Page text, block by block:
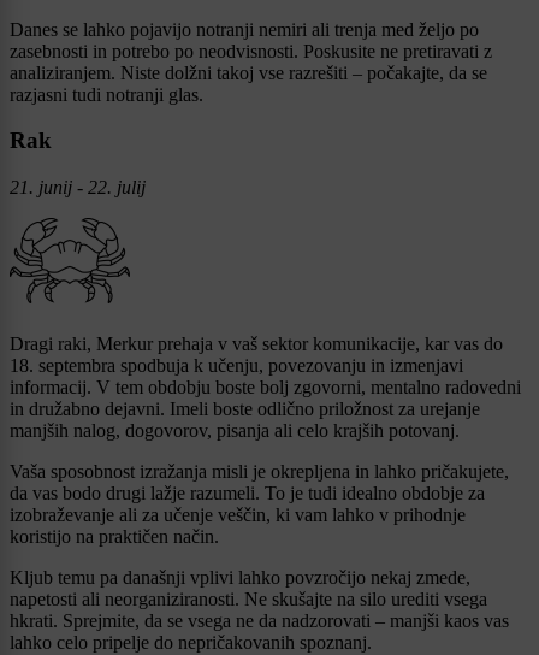
Danes se lahko pojavijo notranji nemiri ali trenja med željo po
zasebnosti in potrebo po neodvisnosti. Poskusite ne pretiravati z
analiziranjem. Niste dolžni takoj vse razrešiti – počakajte, da se
razjasni tudi notranji glas.
Rak
21. junij - 22. julij
Dragi raki, Merkur prehaja v vaš sektor komunikacije, kar vas do
18. septembra spodbuja k učenju, povezovanju in izmenjavi
informacij. V tem obdobju boste bolj zgovorni, mentalno radovedni
in družabno dejavni. Imeli boste odlično priložnost za urejanje
manjših nalog, dogovorov, pisanja ali celo krajših potovanj.
Vaša sposobnost izražanja misli je okrepljena in lahko pričakujete,
da vas bodo drugi lažje razumeli. To je tudi idealno obdobje za
izobraževanje ali za učenje veščin, ki vam lahko v prihodnje
koristijo na praktičen način.
Kljub temu pa današnji vplivi lahko povzročijo nekaj zmede,
napetosti ali neorganiziranosti. Ne skušajte na silo urediti vsega
hkrati. Sprejmite, da se vsega ne da nadzorovati – manjši kaos vas
lahko celo pripelje do nepričakovanih spoznanj.